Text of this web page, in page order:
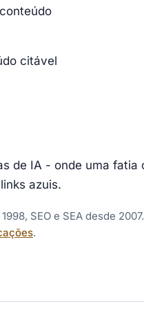
citável
de IA - onde uma fatia
azuis.
SEO e SEA desde
.